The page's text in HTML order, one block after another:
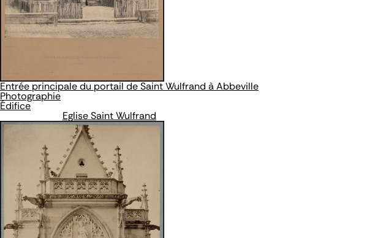
Entrée principale du portail de Saint Wulfrand à Abbeville
Photographie
Édifice
Eglise Saint Wulfrand